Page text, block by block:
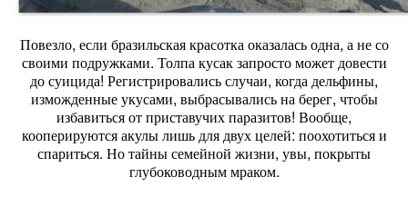
Повезло, если бразильская красотка оказалась одна, а не со
своими подружками. Толпа кусак запросто может довести
до суицида! Регистрировались случаи, когда дельфины,
изможденные укусами, выбрасывались на берег, чтобы
избавиться от приставучих паразитов! Вообще,
кооперируются акулы лишь для двух целей: поохотиться и
спариться. Но тайны семейной жизни, увы, покрыты
глубоководным мраком.